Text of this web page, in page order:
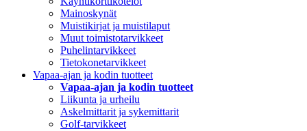
Mainoskynät
Muistikirjat ja muistilaput
Muut toimistotarvikkeet
Puhelintarvikkeet
Tietokonetarvikkeet
Vapaa-ajan ja kodin tuotteet
Vapaa-ajan ja kodin tuotteet
Liikunta ja urheilu
Askelmittarit ja sykemittarit
Golf-tarvikkeet